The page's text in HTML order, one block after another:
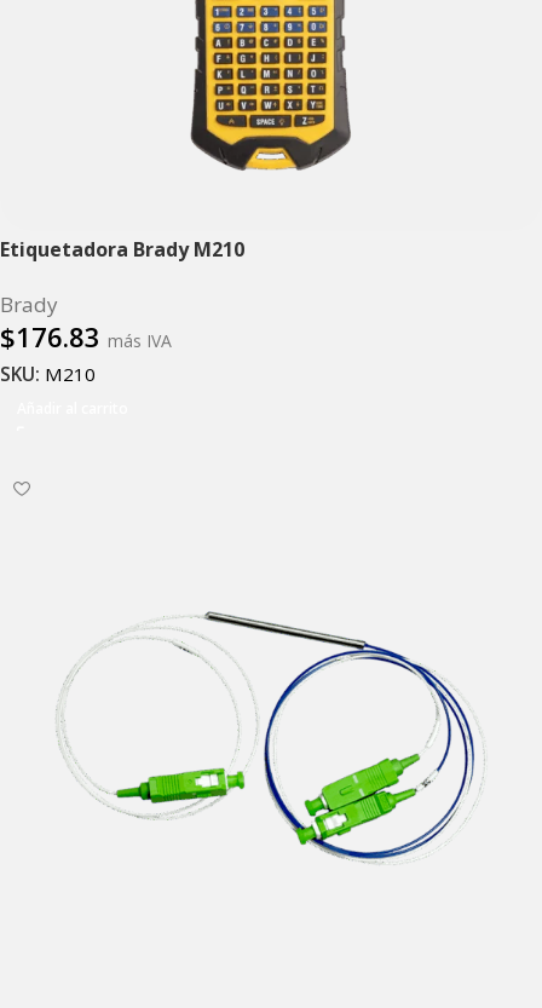
Etiquetadora Brady M210
Brady
$176.83 más IVA
SKU: M210